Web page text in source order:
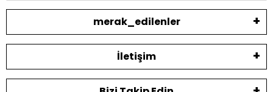
merak_edilenler
İletişim